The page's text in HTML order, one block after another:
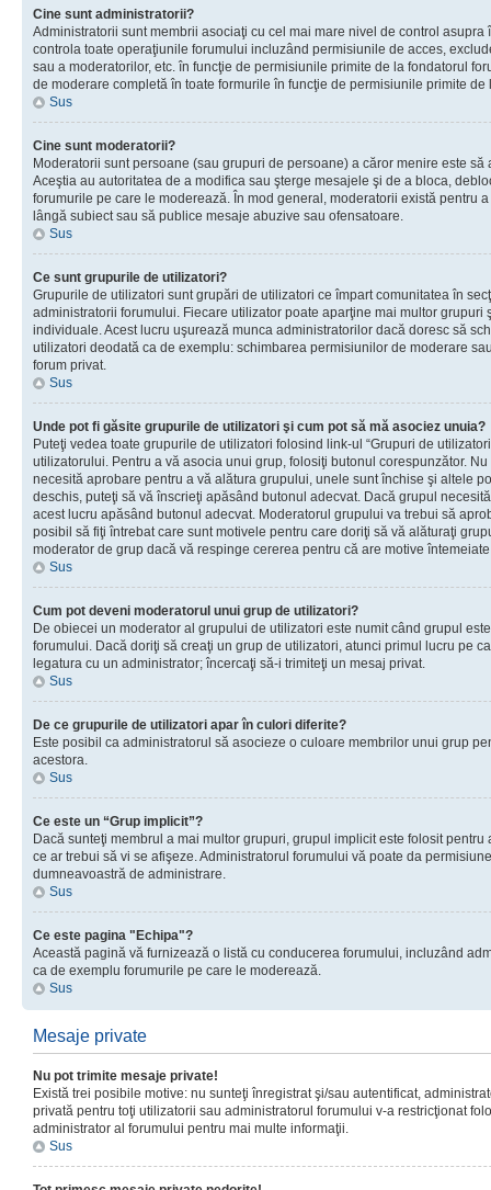
Cine sunt administratorii?
Administratorii sunt membrii asociaţi cu cel mai mare nivel de control asupra
controla toate operaţiunile forumului incluzând permisiunile de acces,
sau a moderatorilor, etc. în funcţie de permisiunile primite de la fondatorul
de moderare completă în toate formurile în funcţie de permisiunile primite de
Sus
Cine sunt moderatorii?
Moderatorii sunt persoane (sau grupuri de persoane) a căror menire este
Aceştia au autoritatea de a modifica sau şterge mesajele şi de a bloca,
forumurile pe care le moderează. În mod general, moderatorii există pentru
lângă subiect sau să publice mesaje abuzive sau ofensatoare.
Sus
Ce sunt grupurile de utilizatori?
Grupurile de utilizatori sunt grupări de utilizatori ce împart comunitatea în
administratorii forumului. Fiecare utilizator poate aparţine mai multor grupuri
individuale. Acest lucru uşurează munca administratorilor dacă doresc să
utilizatori deodată ca de exemplu: schimbarea permisiunilor de moderare
forum privat.
Sus
Unde pot fi găsite grupurile de utilizatori şi cum pot să mă asociez unuia?
Puteţi vedea toate grupurile de utilizatori folosind link-ul “Grupuri de
utilizatorului. Pentru a vă asocia unui grup, folosiţi butonul corespunzător.
necesită aprobare pentru a vă alătura grupului, unele sunt închise şi altele
deschis, puteţi să vă înscrieţi apăsând butonul adecvat. Dacă grupul
acest lucru apăsând butonul adecvat. Moderatorul grupului va trebui să
posibil să fiţi întrebat care sunt motivele pentru care doriţi să vă alăturaţi
moderator de grup dacă vă respinge cererea pentru că are motive
Sus
Cum pot deveni moderatorul unui grup de utilizatori?
De obiecei un moderator al grupului de utilizatori este numit când grupul
forumului. Dacă doriţi să creaţi un grup de utilizatori, atunci primul lucru pe
legatura cu un administrator; încercaţi să-i trimiteţi un mesaj privat.
Sus
De ce grupurile de utilizatori apar în culori diferite?
Este posibil ca administratorul să asocieze o culoare membrilor unui grup
acestora.
Sus
Ce este un “Grup implicit”?
Dacă sunteţi membrul a mai multor grupuri, grupul implicit este folosit
ce ar trebui să vi se afişeze. Administratorul forumului vă poate da
dumneavoastră de administrare.
Sus
Ce este pagina "Echipa"?
Această pagină vă furnizează o listă cu conducerea forumului, incluzând
ca de exemplu forumurile pe care le moderează.
Sus
Mesaje private
Nu pot trimite mesaje private!
Există trei posibile motive: nu sunteţi înregistrat şi/sau autentificat,
privată pentru toţi utilizatorii sau administratorul forumului v-a restricţionat
administrator al forumului pentru mai multe informaţii.
Sus